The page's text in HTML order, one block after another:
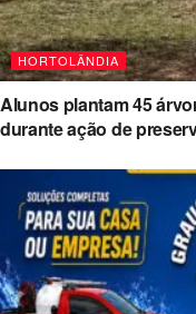
HORTOLÂNDIA
Alunos plantam 45
durante ação de